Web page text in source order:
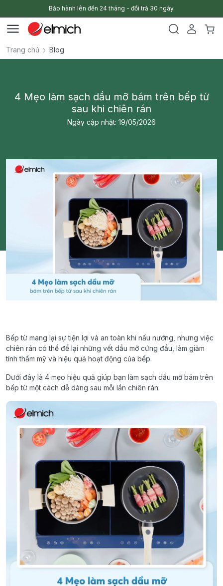
Bảo hành lên đến 24 tháng - đổi trả 30 ngày.
Trang chủ Blog
4 Mẹo làm sạch dầu mỡ bám trên bếp từ
sau khi chiên rán
Ngày cập nhật: 19/05/2026
Bếp từ mang lại sự tiện lợi và an toàn khi nấu nướng, nhưng việc
chiên rán có thể để lại những vết dầu mỡ cứng đầu, làm giảm
tính thẩm mỹ và hiệu quả hoạt động của bếp.
Dưới đây là 4 mẹo hiệu quả giúp bạn làm sạch dầu mỡ bám trên
bếp từ một cách dễ dàng sau mỗi lần chiên rán.